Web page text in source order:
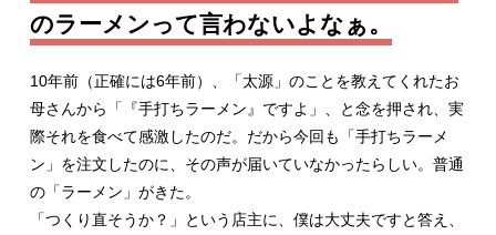
のラーメンって言わないよなぁ。
10年前（正確には6年前）、「太源」のことを教えてくれたお
母さんから「『手打ちラーメン』ですよ」、と念を押され、実
際それを食べて感激したのだ。だから今回も「手打ちラーメ
ン」を注文したのに、その声が届いていなかったらしい。普通
の「ラーメン」がきた。
「つくり直そうか？」という店主に、僕は大丈夫ですと答え、